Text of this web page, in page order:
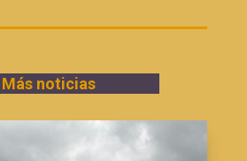
Más noticias